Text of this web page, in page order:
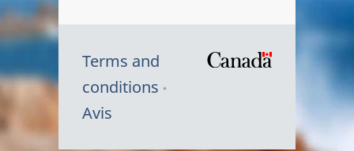
Terms and
conditions
Avis
Symbole